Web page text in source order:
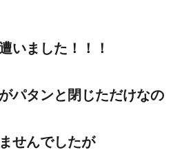
いました！！！
パタンと閉じただけなの
せんでしたが